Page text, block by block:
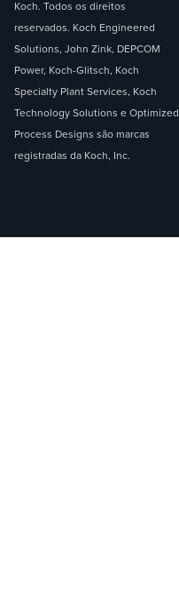
Koch. Todos os direitos
reservados. Koch Engineered
Solutions, John Zink, DEPCOM
Power, Koch-Glitsch, Koch
Specialty Plant Services, Koch
Technology Solutions e Optimized
Process Designs são marcas
registradas da Koch, Inc.